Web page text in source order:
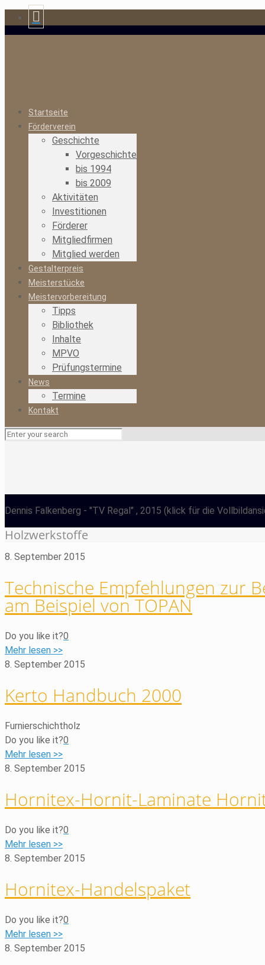
Startseite
Förderverein
Geschichte
Vorgeschichte
bis 1994
bis 2009
Aktivitäten
Investitionen
Förderer
Mitgliedfirmen
Mitglied werden
Gestalterpreis
Meisterstücke
Meistervorbereitung
Tipps
Bibliothek
Inhalte
MPVO
Prüfungstermine
News
Termine
Kontakt
Dennis Falkenberg - "TV Regal" , 2015 (klick für die
Holzwerkstoffe
8. September 2015
Technische Empfehlungen zur
am Beispiel von TOPAN
Do you like it?0
Mehr lesen >>
8. September 2015
Kerto Handbuch 2000
Furnierschichtholz
Do you like it?0
Mehr lesen >>
8. September 2015
Hornitex-Hornit-Laminate
Do you like it?0
Mehr lesen >>
8. September 2015
Hornitex-Handelspaket
Do you like it?0
Mehr lesen >>
8. September 2015